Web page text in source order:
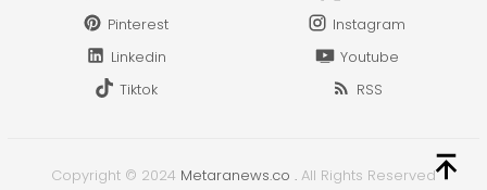
Pinterest
Instagram
Linkedin
Youtube
Tiktok
RSS
Copyright © 2024 Metaranews.co . All Rights Reserved